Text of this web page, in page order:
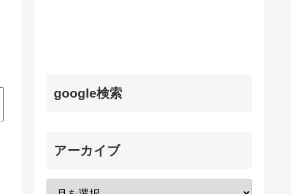
google検索
アーカイブ